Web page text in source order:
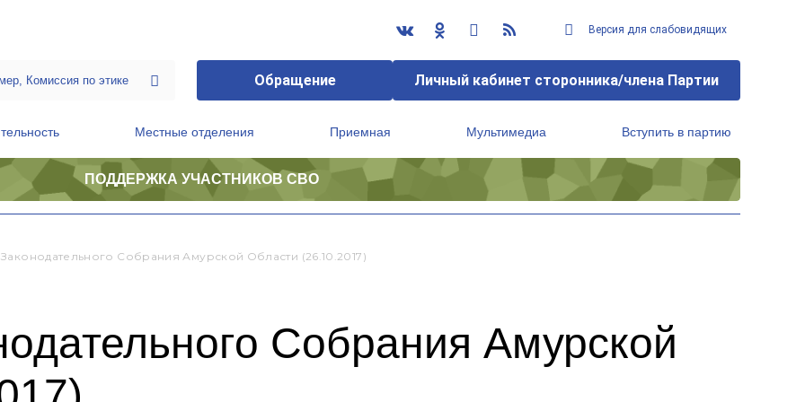
Версия для слабовидящих
Обращение Личный кабинет сторонника/члена Партии
Местные отделения Приемная Мультимедиа Вступить в партию
ПОДДЕРЖКА УЧАСТНИКОВ СВО
Собрания Амурской Области (26.10.2017)
Собрания Амурской